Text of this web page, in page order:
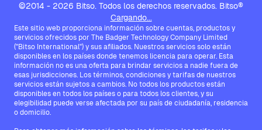
©2014 - 2026 Bitso. Todos los derechos reservados. Bitso®
Cargando...
Este sitio web proporciona información sobre cuentas, productos y
servicios ofrecidos por The Badger Technology Company Limited
("Bitso International") y sus afiliados. Nuestros servicios solo están
disponibles en los países donde tenemos licencia para operar. Esta
información no es una oferta para brindar servicios a nadie fuera de
esas jurisdicciones. Los términos, condiciones y tarifas de nuestros
servicios están sujetos a cambios. No todos los productos están
disponibles en todos los países o para todos los clientes, y su
elegibilidad puede verse afectada por su país de ciudadanía, residencia
o domicilio.